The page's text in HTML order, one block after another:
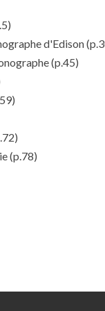
d'Edison
(p.45)
(p.78)